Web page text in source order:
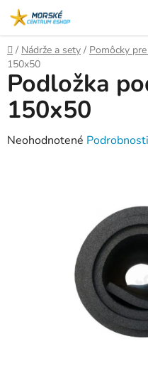
Prejsť
na
obsah
Domov
/ Nádrže a sety / Pomôcky
150x50
Podložka
150x50
Priemerné
Neohodnotené